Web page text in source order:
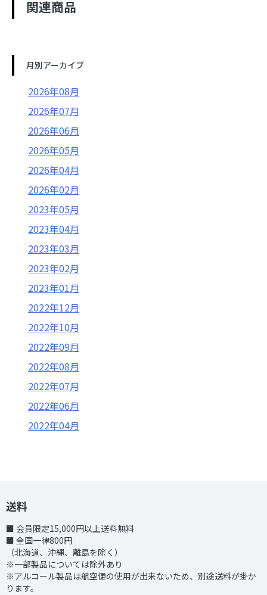
関連商品
月別アーカイブ
2026年08月
2026年07月
2026年06月
2026年05月
2026年04月
2026年02月
2023年05月
2023年04月
2023年03月
2023年02月
2023年01月
2022年12月
2022年10月
2022年09月
2022年08月
2022年07月
2022年06月
2022年04月
2021年11月
2021年10月
送料
■ 会員限定15,000円以上送料無料
■ 全国一律800円
（北海道、沖縄、離島を除く）
※一部製品については除外あり
※アルコール製品は航空便の使用が出来ないため、別途送料が掛か
ります。